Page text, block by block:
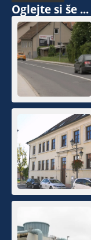
Oglejte si še ...